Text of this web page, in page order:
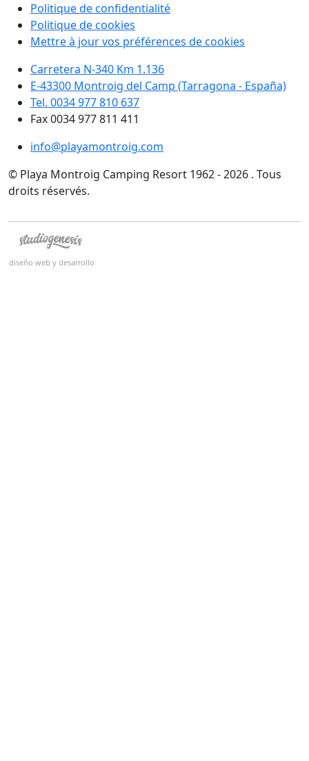
Politique de confidentialité
Politique de cookies
Mettre à jour vos préférences de cookies
Carretera N-340 Km 1.136
E-43300 Montroig del Camp (Tarragona - España)
Tel. 0034 977 810 637
Fax 0034 977 811 411
info@playamontroig.com
© Playa Montroig Camping Resort 1962 - 2026 . Tous
droits réservés.